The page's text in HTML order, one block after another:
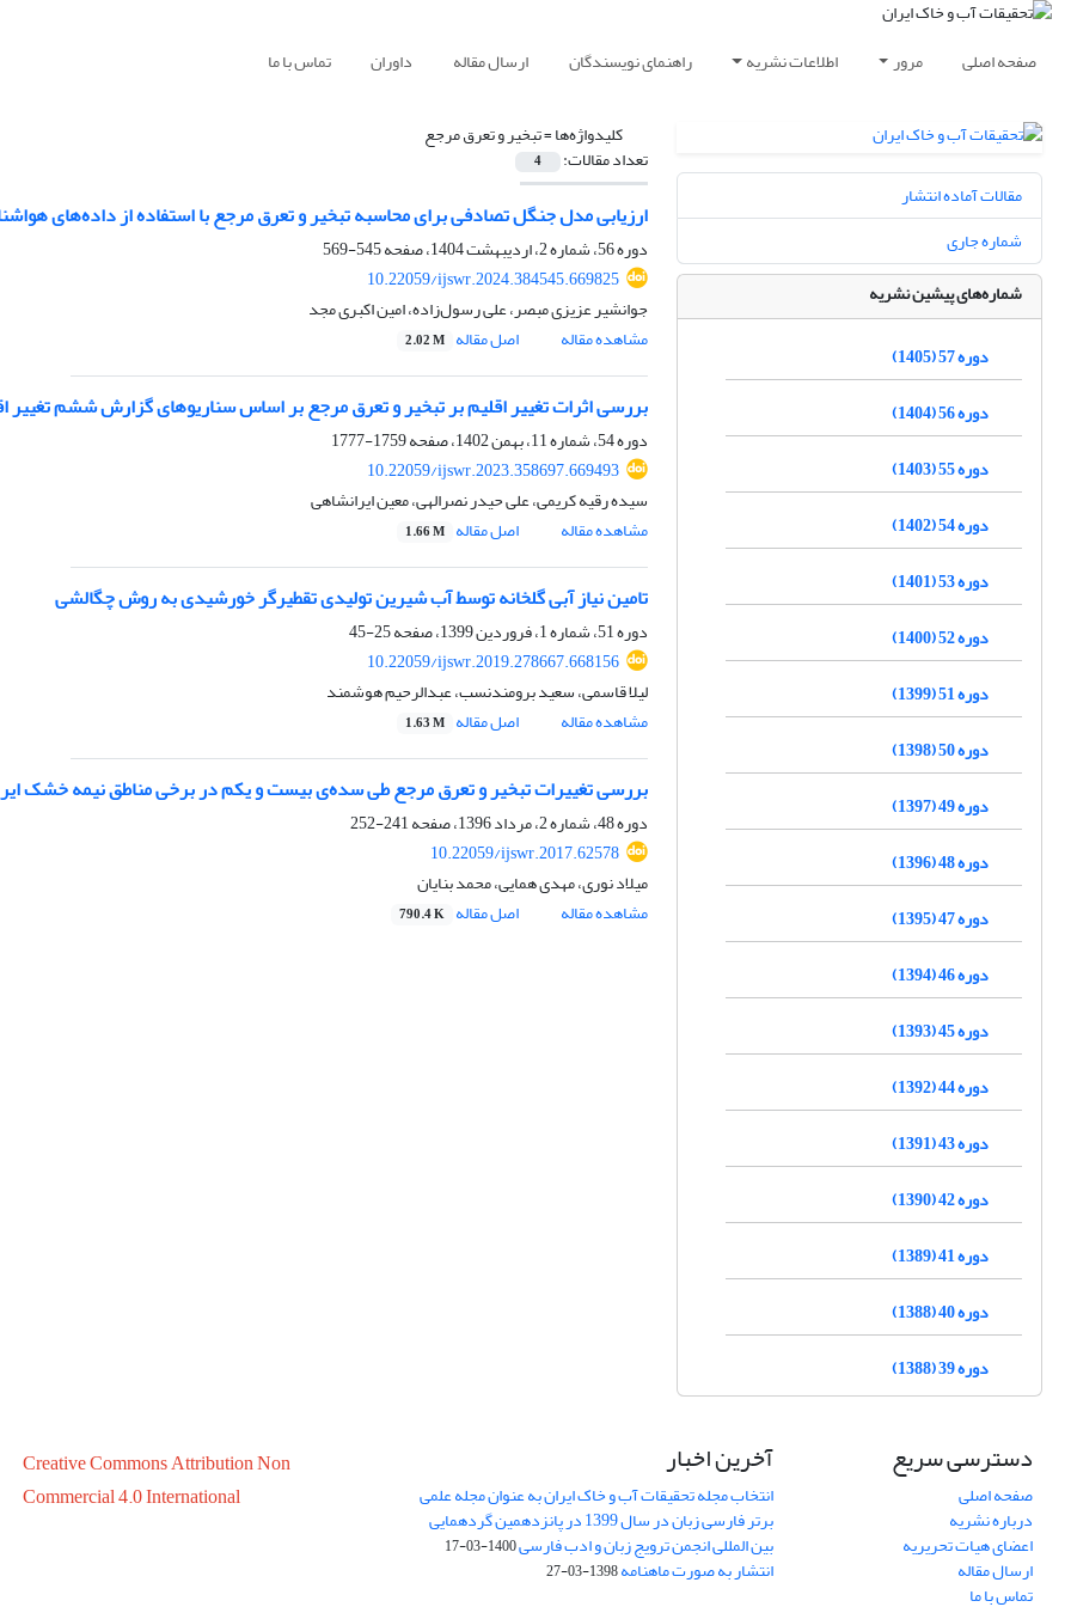
صفحه اصلی مرور اطلاعات نشریه راهنمای نویسندگان ارسال مقاله داوران تماس با ما
کلیدواژه‌ها =تبخیر و تعرق مرجع
تعداد مقالات: 4
ارزیابی مدل جنگل تصادفی برای محاسبه تبخیر و تعرق مرجع با استفاده از داده‌های
دوره 56، شماره 2، اردیبهشت 1404، صفحه
545-569
10.22059/ijswr.2024.384545.669825
جوانشیر عزیزی مبصر، علی رسول‌زاده، امین اکبری مجد
مشاهده مقاله
اصل مقاله 2.02 M
بررسی اثرات تغییر اقلیم بر تبخیر و تعرق مرجع بر اساس سناریوهای گزارش ششم تغییر
دوره 54، شماره 11، بهمن 1402، صفحه
1759-1777
10.22059/ijswr.2023.358697.669493
سیده رقیه کریمی، علی حیدر نصرالهی، معین ایرانشاهی
مشاهده مقاله
اصل مقاله 1.66 M
تامین نیاز آبی گلخانه توسط آب شیرین تولیدی تقطیرگر خورشیدی به روش چگالشی
دوره 51، شماره 1، فروردین 1399، صفحه
25-45
10.22059/ijswr.2019.278667.668156
لیلا قاسمی، سعید برومندنسب، عبدالرحیم هوشمند
مشاهده مقاله
اصل مقاله 1.63 M
بررسی تغییرات تبخیر و تعرق مرجع طی سده‌ی بیست و یکم در برخی مناطق نیمه خشک
دوره 48، شماره 2، مرداد 1396، صفحه
241-252
10.22059/ijswr.2017.62578
میلاد نوری، مهدی همایی، محمد بنایان
مشاهده مقاله
اصل مقاله 790.4 K
مقالات آماده انتشار
شماره جاری
شماره‌های پیشین نشریه
دوره 57 (1405)
دوره 56 (1404)
دوره 55 (1403)
دوره 54 (1402)
دوره 53 (1401)
دوره 52 (1400)
دوره 51 (1399)
دوره 50 (1398)
دوره 49 (1397)
دوره 48 (1396)
دوره 47 (1395)
دوره 46 (1394)
دوره 45 (1393)
دوره 44 (1392)
دوره 43 (1391)
دوره 42 (1390)
دوره 41 (1389)
دوره 40 (1388)
دوره 39 (1388)
دسترسی سریع
صفحه اصلی
درباره نشریه
اعضای هیات تحریریه
ارسال مقاله
تماس با ما
آخرین اخبار
انتخاب مجله تحقیقات آب و خاک ایران به عنوان مجله علمی
برتر فارسی زبان در سال 1399 در پانزدهمین گردهمایی
بین المللی انجمن ترویج زبان و ادب فارسی1400-03-17
انتشار به صورت ماهنامه1398-03-27
Creative Commons Attribution Non
Commercial 4.0 International